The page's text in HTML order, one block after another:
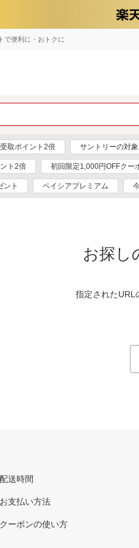
で便利に・おトクに
取ポイント2倍 サントリーの対
ト2倍 初回限定1,000円OFFクー
ント ベイシアプレミアム
お探し
指定されたURL
配送時間
お支払い方法
クーポンの使い方